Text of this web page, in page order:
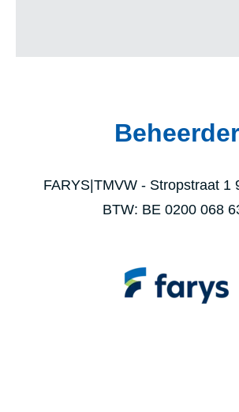
Beheerder
FARYS|TMVW - Stropstraat 1
BTW: BE 0200 068